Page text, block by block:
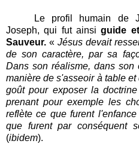
Le profil humain de
Joseph, qui fut ainsiguide
Sauveur. « Jésus devait
de son caractère, par sa
Dans son réalisme, dans son
manière de s'asseoir à table
goût pour exposer la
prenant pour exemple les
reflète ce que furent
que furent par conséquent
(ibidem).